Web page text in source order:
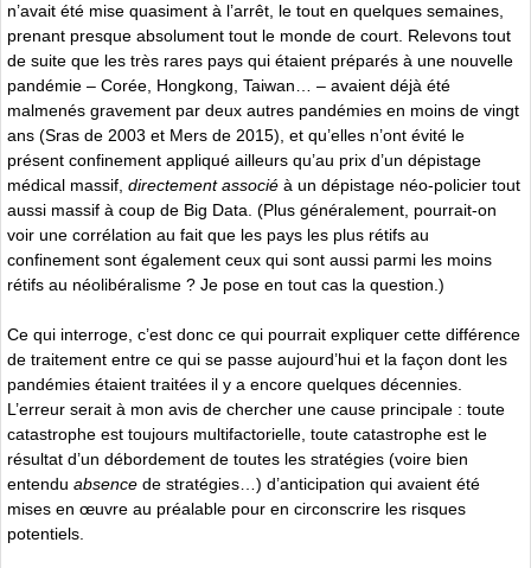
n’avait été mise quasiment à l’arrêt, le tout en quelques semaines,
prenant presque absolument tout le monde de court. Relevons tout
de suite que les très rares pays qui étaient préparés à une nouvelle
pandémie – Corée, Hongkong, Taiwan… – avaient déjà été
malmenés gravement par deux autres pandémies en moins de vingt
ans (Sras de 2003 et Mers de 2015), et qu’elles n’ont évité le
présent confinement appliqué ailleurs qu’au prix d’un dépistage
médical massif, directement associé à un dépistage néo-policier tout
aussi massif à coup de Big Data. (Plus généralement, pourrait-on
voir une corrélation au fait que les pays les plus rétifs au
confinement sont également ceux qui sont aussi parmi les moins
rétifs au néolibéralisme ? Je pose en tout cas la question.)
Ce qui interroge, c’est donc ce qui pourrait expliquer cette différence
de traitement entre ce qui se passe aujourd’hui et la façon dont les
pandémies étaient traitées il y a encore quelques décennies.
L’erreur serait à mon avis de chercher une cause principale : toute
catastrophe est toujours multifactorielle, toute catastrophe est le
résultat d’un débordement de toutes les stratégies (voire bien
entendu absence de stratégies…) d’anticipation qui avaient été
mises en œuvre au préalable pour en circonscrire les risques
potentiels.